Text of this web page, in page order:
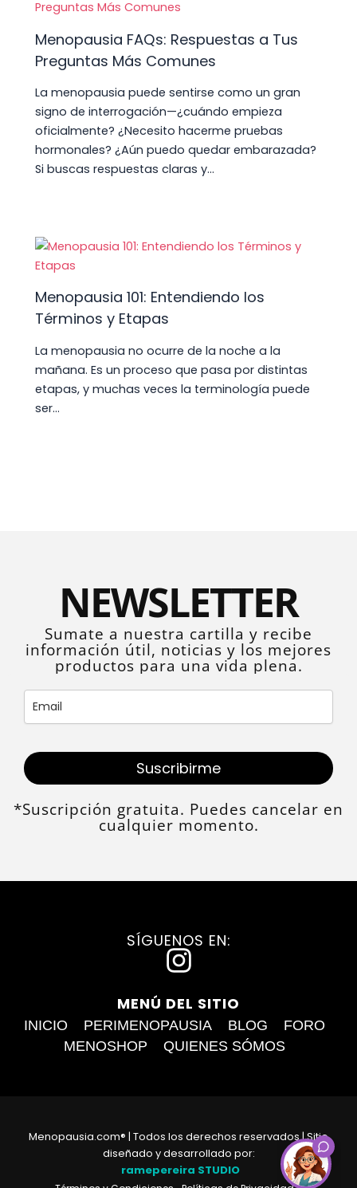
Menopausia FAQs: Respuestas a Tus
Preguntas Más Comunes
La menopausia puede sentirse como un gran
signo de interrogación—¿cuándo empieza
oficialmente? ¿Necesito hacerme pruebas
hormonales? ¿Aún puedo quedar embarazada?
Si buscas respuestas claras y…
Menopausia 101: Entendiendo los
Términos y Etapas
La menopausia no ocurre de la noche a la
mañana. Es un proceso que pasa por distintas
etapas, y muchas veces la terminología puede
ser…
NEWSLETTER
Sumate a nuestra cartilla y recibe
información útil, noticias y los mejores
productos para una vida plena.
Suscribirme
*Suscripción gratuita. Puedes cancelar en
cualquier momento.
SÍGUENOS EN:
I
n
s
t
r
a
MENÚ DEL SITIO
INICIO PERIMENOPAUSIA BLOG
FORO
MENOSHOP
QUIENES SÓMOS
Menopausia.com® | Todos los derechos reservados | Sitio
diseñado y desarrollado por:
ramepereira STUDIO